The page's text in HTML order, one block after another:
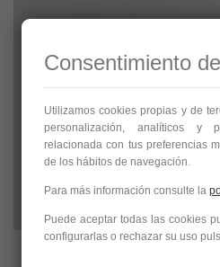
Consentimiento
Utilizamos cookies propias y de
personalización, analíticos y
relacionada con tus preferencias
de los hábitos de navegación.
Para más información consulte la
Puede aceptar todas las cookies
configurarlas o rechazar su uso